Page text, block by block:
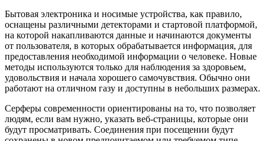
Бытовая электроника и носимые устройства, как правило,
оснащены различными детекторами и стартовой платформой,
на которой накапливаются данные и начинаются документы
от пользователя, в которых обрабатывается информация, для
предоставления необходимой информации о человеке. Новые
методы используются только для наблюдения за здоровьем,
удовольствия и начала хорошего самочувствия. Обычно они
работают на отличном газу и доступны в небольших размерах.
Серферы современности ориентированы на то, что позволяет
людям, если вам нужно, указать веб-страницы, которые они
будут просматривать. Соединения при посещении будут